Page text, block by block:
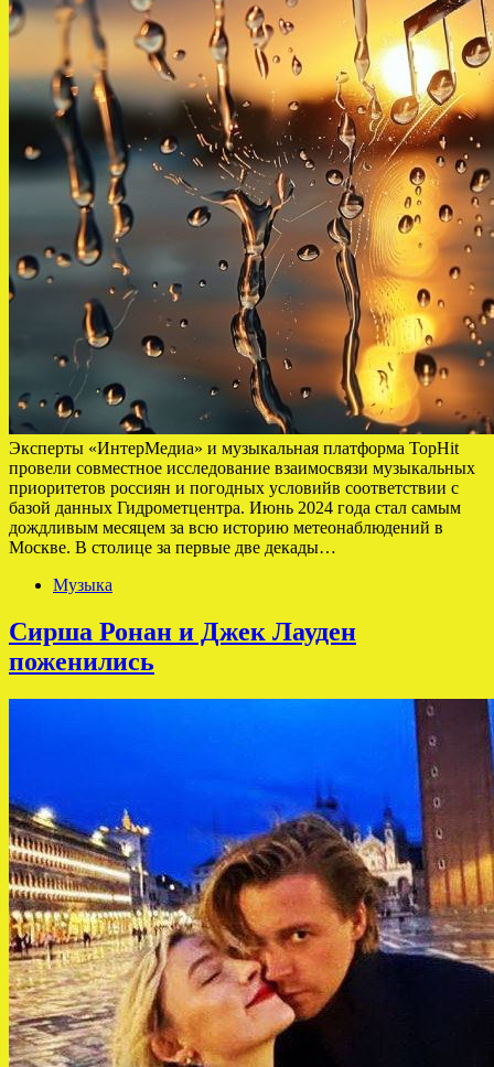
Эксперты «ИнтерМедиа» и музыкальная платформа TopHit
провели совместное исследование взаимосвязи музыкальных
приоритетов россиян и погодных условийв соответствии с
базой данных Гидрометцентра. Июнь 2024 года стал самым
дождливым месяцем за всю историю метеонаблюдений в
Москве. В столице за первые две декады…
Музыка
Сирша Ронан и Джек Лауден
поженились